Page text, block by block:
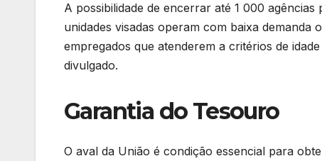
A possibilidade de encerrar até 1 000
unidades visadas operam com baixa
empregados que atenderem a critérios de
divulgado.
Garantia do Tesouro
O aval da União é condição essencial para